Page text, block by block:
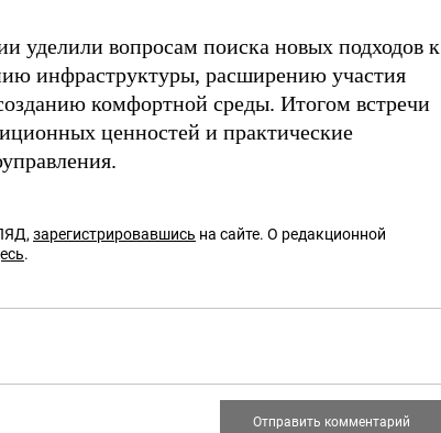
уделили вопросам поиска новых подходов к
инфраструктуры, расширению участия
комфортной среды. Итогом встречи
ценностей и практические
зарегистрировавшись на сайте. О редакционной
.